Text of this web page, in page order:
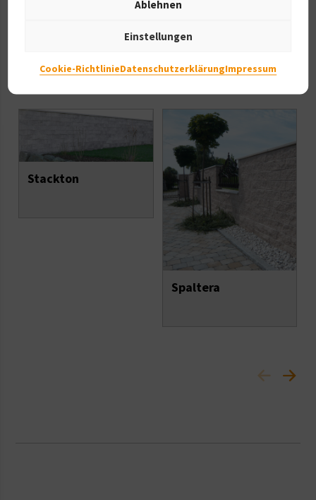
Ablehnen
Einstellungen
Cookie-RichtlinieDatenschutzerklärungImpressum
Hang­befesti­gungen &
Mauer­systeme
Stackton
Spaltera